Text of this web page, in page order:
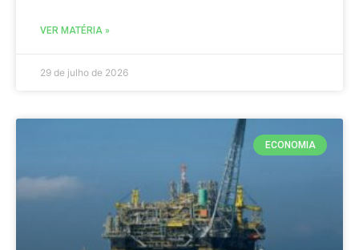
VER MATÉRIA »
29 de julho de 2026
ECONOMIA